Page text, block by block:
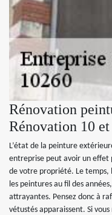
Rénovation
Rénovation 10
L’état de la peinture
entreprise peut avoir un effet
de votre propriété. Le
les peintures au fil des
attrayantes. Pensez donc à
vétustés apparaissent. Si